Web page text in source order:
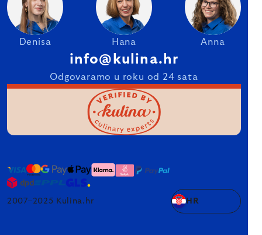
Denisa Hana Anna
info@kulina.hr
Odgovaramo u roku od 24 sata
2007–2025 Kulina.hr HR